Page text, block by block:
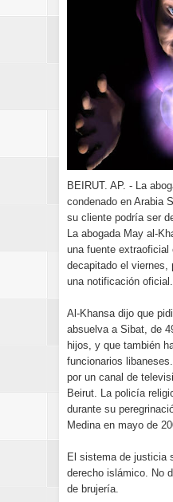
BEIRUT. AP. - La
condenado en Arabia
su cliente podría ser
La abogada May al-
una fuente
decapitado el viernes,
una notificación oficial.
Al-Khansa dijo que
absuelva a Sibat, de
hijos, y que también
funcionarios
por un canal de
Beirut. La policía
durante su
Medina en mayo de
El sistema de justicia
derecho islámico. No
de brujería.